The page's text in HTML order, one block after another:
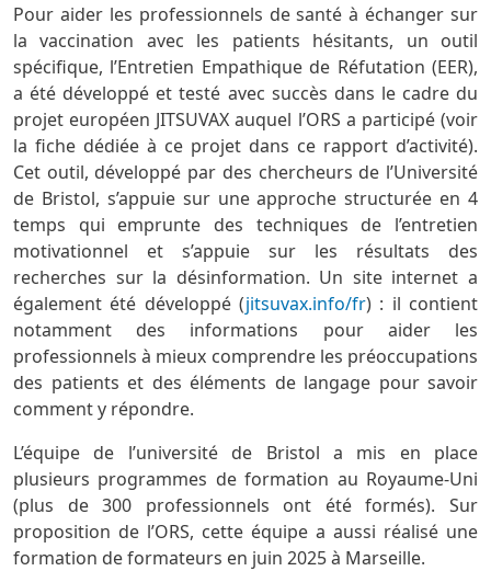
Pour aider les professionnels de santé à échanger sur
la vaccination avec les patients hésitants, un outil
spécifique, l’Entretien Empathique de Réfutation (EER),
a été développé et testé avec succès dans le cadre du
projet européen JITSUVAX auquel l’ORS a participé (voir
la fiche dédiée à ce projet dans ce rapport d’activité).
Cet outil, développé par des chercheurs de l’Université
de Bristol, s’appuie sur une approche structurée en 4
temps qui emprunte des techniques de l’entretien
motivationnel et s’appuie sur les résultats des
recherches sur la désinformation. Un site internet a
également été développé (jitsuvax.info/fr) : il contient
notamment des informations pour aider les
professionnels à mieux comprendre les préoccupations
des patients et des éléments de langage pour savoir
comment y répondre.
L’équipe de l’université de Bristol a mis en place
plusieurs programmes de formation au Royaume-Uni
(plus de 300 professionnels ont été formés). Sur
proposition de l’ORS, cette équipe a aussi réalisé une
formation de formateurs en juin 2025 à Marseille.